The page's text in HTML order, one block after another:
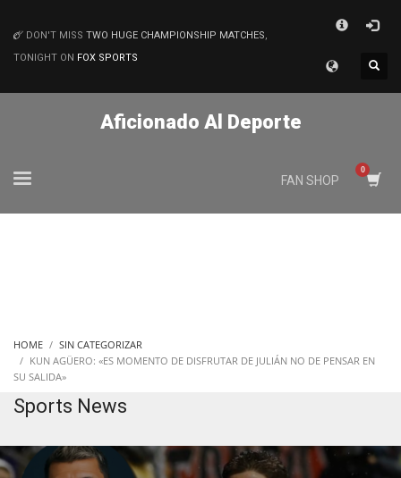
MATCHES
DON'T MISS TWO HUGE CHAMPIONSHIP MATCHES,
TONIGHT ON FOX SPORTS
Aficionado Al Deporte
FAN SHOP
HOME
SIN CATEGORIZAR
KUN AGÜERO: «ES MOMENTO DE DISFRUTAR DE JULIÁN NO DE PENSAR EN
SU SALIDA»
Sports News